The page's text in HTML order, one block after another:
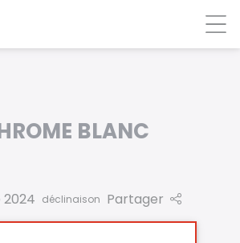
BLANC
déclinaison Partager